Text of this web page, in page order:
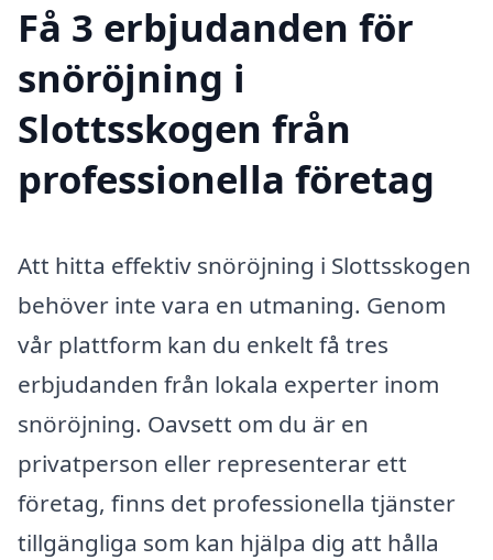
Få 3 erbjudanden för
snöröjning i
Slottsskogen från
professionella företag
Att hitta effektiv snöröjning i Slottsskogen
behöver inte vara en utmaning. Genom
vår plattform kan du enkelt få tres
erbjudanden från lokala experter inom
snöröjning. Oavsett om du är en
privatperson eller representerar ett
företag, finns det professionella tjänster
tillgängliga som kan hjälpa dig att hålla